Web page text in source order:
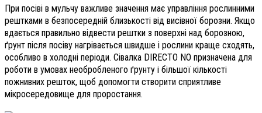
При посіві в мульчу важливе значення має управління рослинними
рештками в безпосередній близькості від висівної борозни. Якщо
вдається правильно відвести рештки з поверхні над борозною,
ґрунт після посіву нагрівається швидше і рослини краще сходять,
особливо в холодні періоди. Сівалка DIRECTO NO призначена для
роботи в умовах необробленого ґрунту і більшої кількості
пожнивних решток, щоб допомогти створити сприятливе
мікросередовище для проростання.